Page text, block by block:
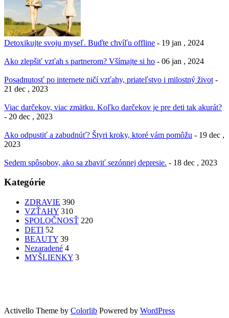
Detoxikujte svoju myseľ. Buďte chvíľu offline - 19 jan , 2024
Ako zlepšiť vzťah s partnerom? Všímajte si ho - 06 jan , 2024
Posadnutosť po internete ničí vzťahy, priateľstvo i milostný život -
21 dec , 2023
Viac darčekov, viac zmätku. Koľko darčekov je pre deti tak akurát?
- 20 dec , 2023
Ako odpustiť a zabudnúť? Štyri kroky, ktoré vám pomôžu - 19 dec ,
2023
Sedem spôsobov, ako sa zbaviť sezónnej depresie. - 18 dec , 2023
Kategórie
ZDRAVIE 390
VZŤAHY 310
SPOLOČNOSŤ 220
DETI 52
BEAUTY 39
Nezaradené 4
MYŠLIENKY 3
Activello Theme by Colorlib Powered by WordPress